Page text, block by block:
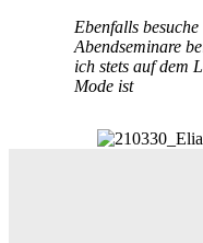
Ebenfalls
Abendseminare
ich stets auf dem
Mode ist